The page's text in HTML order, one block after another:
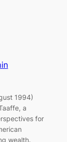
1994)
a
for
wealth.